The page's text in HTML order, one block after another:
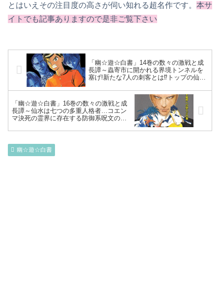
とはいえその注目度の高さが伺い知れる超名作です。 本サ
イトでも記事ありますので是非ご覧下さい
「幽☆遊☆白書」14巻の数々の激戦と成
長譚～蟲寄市に開かれる界境トンネルを
塞げ!新たな7人の刺客とは⁉トップの仙水
「幽☆遊☆白書」16巻の数々の激戦と成
長譚～仙水は七つの多重人格者…コエン
マ決死の霊界に存在する防御系呪文の最
ベルがAⅡ、舞台は霊界へ～
幽☆遊☆白書